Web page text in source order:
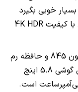
خوبی بگیرد
کیفیت 4K HDR
از پردازنده اسنپدراگون 845 و حافظه رم
6 گیگابایتی بهره می‌برد. اندازه نمایشگر این گوشی 5.8 اینچ
به باتری با ظرفیت 3450 میلی‌آمپرساعت است.